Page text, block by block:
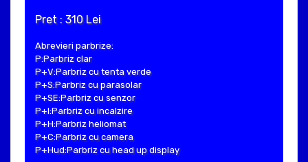
Pret : 310 Lei
Abrevieri parbrize:
P:Parbriz clar
P+V:Parbriz cu tenta verde
P+S:Parbriz cu parasolar
P+SE:Parbriz cu senzor
P+I:Parbriz cu incalzire
P+H:Parbriz heliomat
P+C:Parbriz cu camera
P+Hud:Parbriz cu head up display